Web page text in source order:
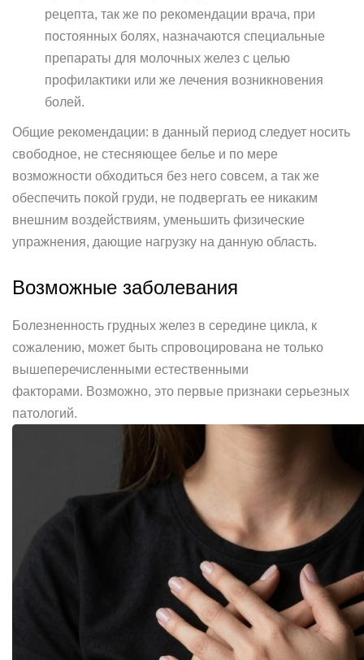
рецепта, так же по рекомендации врача, при
постоянных болях, назначаются специальные
препараты для молочных желез с целью
профилактики или же лечения возникновения
болей.
Общие рекомендации: в данный период следует носить
свободное, не стесняющее белье и по мере
возможности обходиться без него совсем, а так же
обеспечить покой груди, не подвергать ее никаким
внешним воздействиям, уменьшить физические
упражнения, дающие нагрузку на данную область.
Возможные заболевания
Болезненность грудных желез в середине цикла, к
сожалению, может быть спровоцирована не только
вышеперечисленными естественными
факторами. Возможно, это первые признаки серьезных
патологий.